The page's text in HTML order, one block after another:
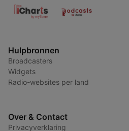
Hulpbronnen
Broadcasters
Widgets
Radio-websites per land
Over & Contact
Privacyverklaring